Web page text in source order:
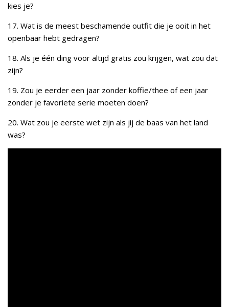
kies je?
17. Wat is de meest beschamende outfit die je ooit in het
openbaar hebt gedragen?
18. Als je één ding voor altijd gratis zou krijgen, wat zou dat
zijn?
19. Zou je eerder een jaar zonder koffie/thee of een jaar
zonder je favoriete serie moeten doen?
20. Wat zou je eerste wet zijn als jij de baas van het land
was?